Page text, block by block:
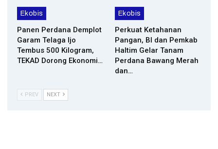
Ekobis
Panen Perdana Demplot
Garam Telaga Ijo
Tembus 500 Kilogram,
TEKAD Dorong Ekonomi…
Ekobis
Perkuat Ketahanan
Pangan, BI dan Pemkab
Haltim Gelar Tanam
Perdana Bawang Merah
dan…
PREV NEXT